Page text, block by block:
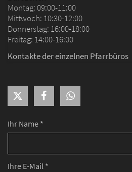
Ihr Name *
Ihre E-Mail *
Montag: 09:00-11:00
Mittwoch: 10:30-12:00
Donnerstag: 16:00-18:00
Freitag: 14:00-16:00
Kontakte der einzelnen Pfarrbüros